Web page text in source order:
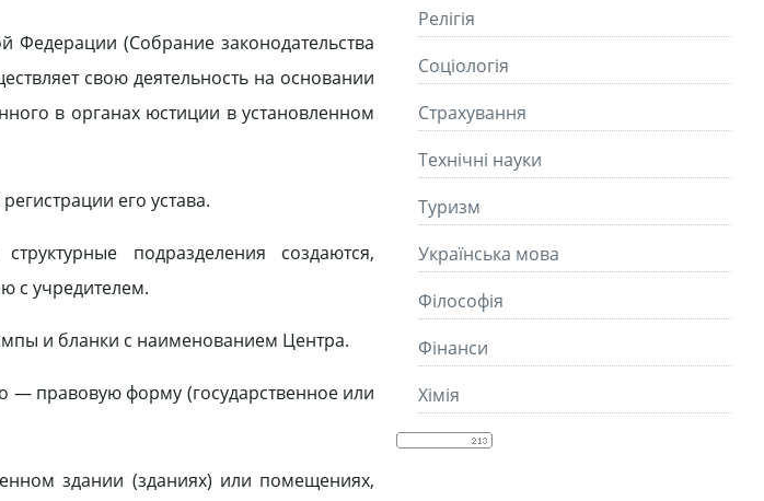
Федерации (Собрание законодательства
свою деятельность на основании
в органах юстиции в установленном
его устава.
подразделения создаются,
с учредителем.
и бланки с наименованием Центра.
— правовую форму (государственное или
здании (зданиях) или помещениях,
Релігія
Соціологія
Страхування
Технічні науки
Туризм
Українська мова
Філософія
Фінанси
Хімія